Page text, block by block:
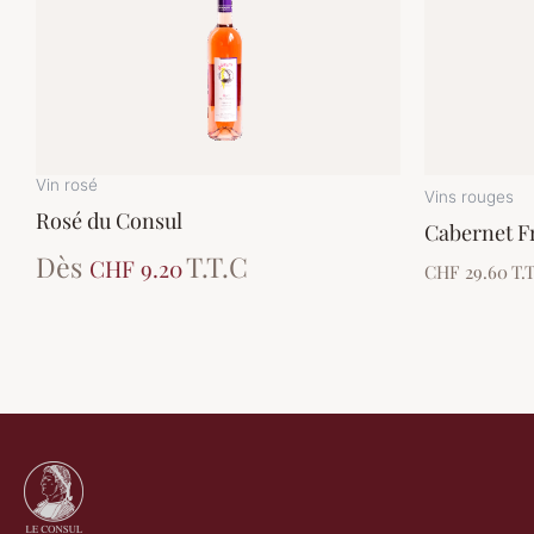
Vin rosé
Rosé du Consul
Dès CHF 9.20T.T.C
peuvent
être
sur
Vins rouges
Cabernet
CHF 29.60